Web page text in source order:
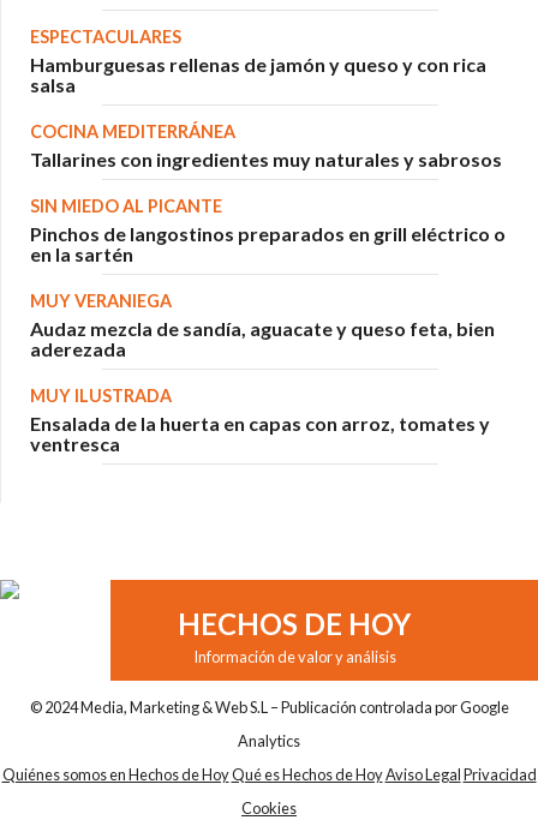
ESPECTACULARES
Hamburguesas rellenas de jamón y queso y con rica
salsa
COCINA MEDITERRÁNEA
Tallarines con ingredientes muy naturales y sabrosos
SIN MIEDO AL PICANTE
Pinchos de langostinos preparados en grill eléctrico o
en la sartén
MUY VERANIEGA
Audaz mezcla de sandía, aguacate y queso feta, bien
aderezada
MUY ILUSTRADA
Ensalada de la huerta en capas con arroz, tomates y
ventresca
HECHOS DE HOY
Información de valor y análisis
© 2024 Media, Marketing & Web S.L – Publicación controlada por Google
Analytics
Quiénes somos en Hechos de HoyQué es Hechos de HoyAviso LegalPrivacidad
Cookies